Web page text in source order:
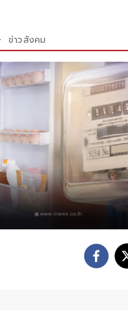
ข่าวสังคม